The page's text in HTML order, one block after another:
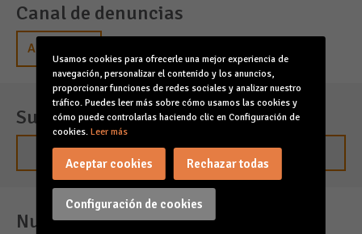
Canal de denuncias
Acceder
Suscríbete para estar al día
Suscribirme
Nuestras redes sociales
Usamos cookies para ofrecerle una mejor experiencia de
navegación, personalizar el contenido y los anuncios,
proporcionar funciones de redes sociales y analizar nuestro
tráfico. Puedes leer más sobre cómo usamos las cookies y
cómo puede controlarlas haciendo clic en Configuración de
cookies. Leer más
Configuración de cookies
Aceptar cookies Rechazar todas